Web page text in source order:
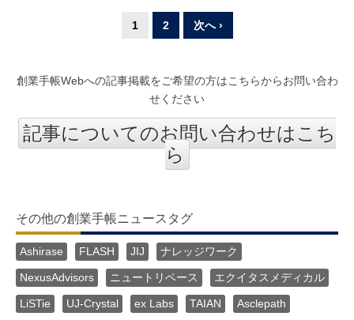
1 2 次へ ›
創業手帳Webへの記事掲載をご希望の方はこちらからお問い合わ
せください
記事についてのお問い合わせはこち
ら
その他の創業手帳ニュースタグ
Ashirase FLASH JIJ ナレッジワーク
NexusAdvisors ニュートリベース エクイタスメディカル
LiSTie UJ-Crystal ex Labs TAIAN Asclepath